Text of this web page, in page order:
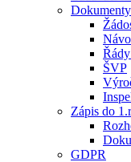
ŠVP
Zápis do
GDPR